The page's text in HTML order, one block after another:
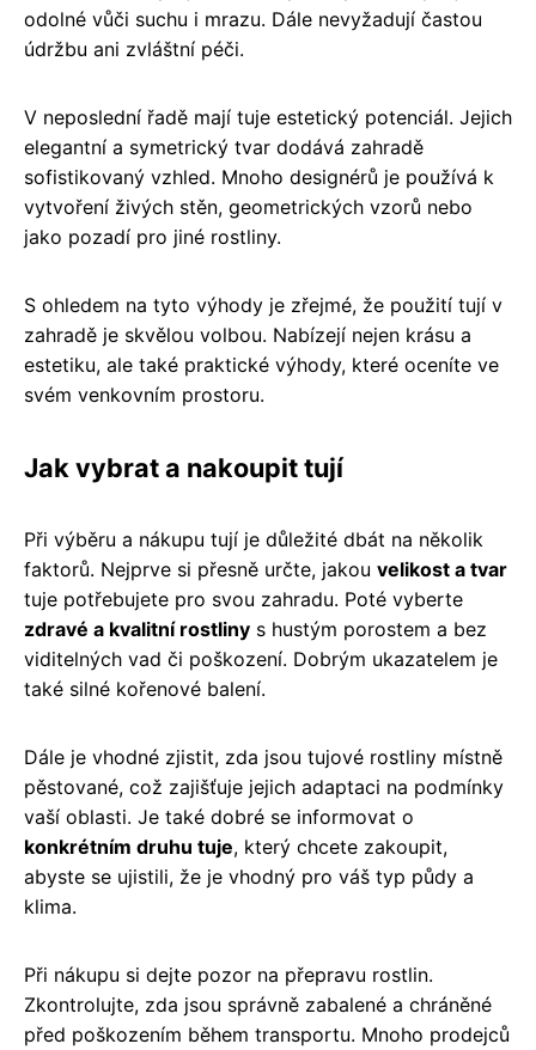
odolné vůči suchu i mrazu. Dále nevyžadují častou
údržbu ani zvláštní péči.
V neposlední řadě mají tuje estetický potenciál. Jejich
elegantní a symetrický tvar dodává zahradě
sofistikovaný vzhled. Mnoho designérů je používá k
vytvoření živých stěn, geometrických vzorů nebo
jako pozadí pro jiné rostliny.
S ohledem na tyto výhody je zřejmé, že použití tují v
zahradě je skvělou volbou. Nabízejí nejen krásu a
estetiku, ale také praktické výhody, které oceníte ve
svém venkovním prostoru.
Jak vybrat a nakoupit tují
Při výběru a nákupu tují je důležité dbát na několik
faktorů. Nejprve si přesně určte, jakou velikost a tvar
tuje potřebujete pro svou zahradu. Poté vyberte
zdravé a kvalitní rostliny s hustým porostem a bez
viditelných vad či poškození. Dobrým ukazatelem je
také silné kořenové balení.
Dále je vhodné zjistit, zda jsou tujové rostliny místně
pěstované, což zajišťuje jejich adaptaci na podmínky
vaší oblasti. Je také dobré se informovat o
konkrétním druhu tuje, který chcete zakoupit,
abyste se ujistili, že je vhodný pro váš typ půdy a
klima.
Při nákupu si dejte pozor na přepravu rostlin.
Zkontrolujte, zda jsou správně zabalené a chráněné
před poškozením během transportu. Mnoho prodejců